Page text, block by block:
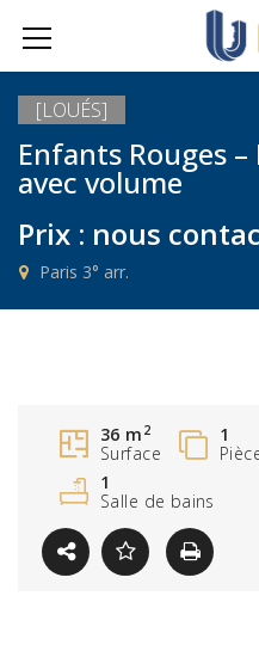
[LOUÉS]
Enfants Rouges
avec volume
Prix : nous
Paris 3° arr.
36 m 2
Surface
1
1
Salle de bains